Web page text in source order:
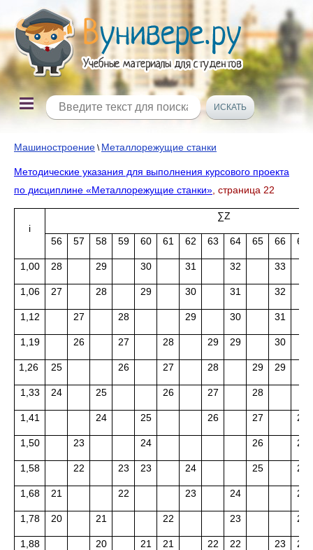
Машиностроение \ Металлорежущие станки
Методические указания для выполнения курсового проекта
по дисциплине «Металлорежущие станки» , страница 22
i
∑Z
56 57 58 59 60 61 62 63 64 65 66 67
1,00 28 29 30 31 32 33
1,06 27 28 29 30 31 32
1,12 27 28 29 30 31
1,19 26 27 28 29 29 30
1,26 25 26 27 28 29 29
1,33 24 25 26 27 28
1,41 24 25 26 27 27
1,50 23 24 26 27
1,58 22 23 23 24 25 26
1,68 21 22 23 24 25
1,78 20 21 22 23 24
1,88 20 21 21 22 22 23 23